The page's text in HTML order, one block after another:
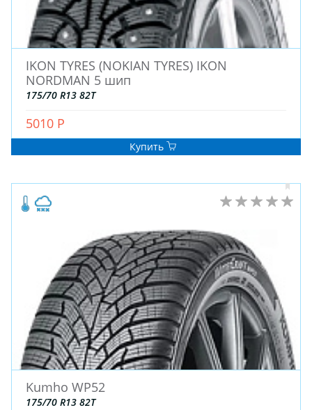
IKON TYRES (NOKIAN TYRES) IKON
NORDMAN 5 шип
175/70 R13 82T
5010 Р
Купить
Kumho WP52
175/70 R13 82T